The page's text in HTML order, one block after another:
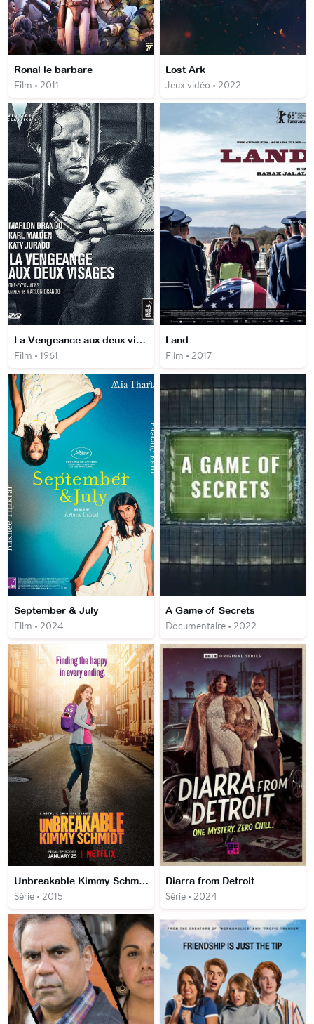
Ronal le barbare
Film • 2011
Lost Ark
Jeux vidéo • 2022
La Vengeance aux deux visages
Film • 1961
Land
Film • 2017
September & July
Film • 2024
A Game of Secrets
Documentaire • 2022
Unbreakable Kimmy Schmidt
Série • 2015
Diarra from Detroit
Série • 2024